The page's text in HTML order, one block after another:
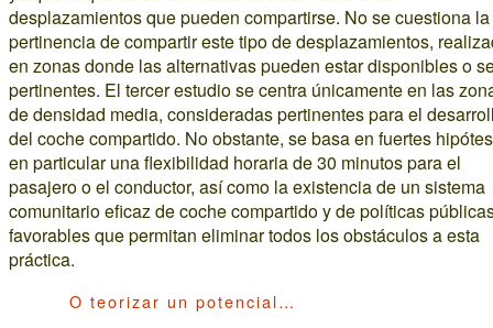
desplazamientos que pueden compartirse. No se cuestiona la
pertinencia de compartir este tipo de desplazamientos,
en zonas donde las alternativas pueden estar disponibles o
pertinentes. El tercer estudio se centra únicamente en las
de densidad media, consideradas pertinentes para el
del coche compartido. No obstante, se basa en fuertes
en particular una flexibilidad horaria de 30 minutos para el
pasajero o el conductor, así como la existencia de un sistema
comunitario eficaz de coche compartido y de políticas
favorables que permitan eliminar todos los obstáculos a esta
práctica.
O teorizar un potencial…